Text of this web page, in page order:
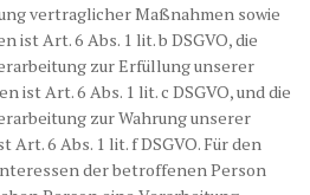
vertraglicher Maßnahmen sowie
ist Art. 6 Abs. 1 lit. b DSGVO, die
zur Erfüllung unserer
Art. 6 Abs. 1 lit. c DSGVO, und die
zur Wahrung unserer
6 Abs. 1 lit. f DSGVO. Für den
der betroffenen Person